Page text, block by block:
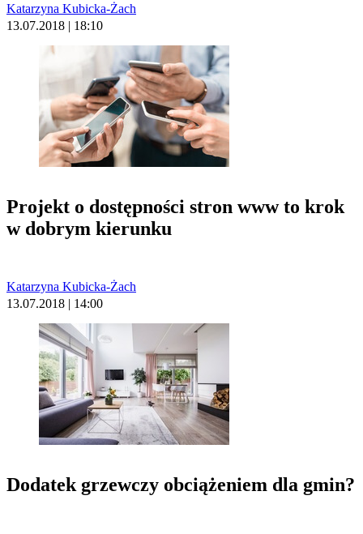
Katarzyna Kubicka-Żach
13.07.2018 | 18:10
Projekt o dostępności stron www to krok
w dobrym kierunku
Katarzyna Kubicka-Żach
13.07.2018 | 14:00
Dodatek grzewczy obciążeniem dla gmin?